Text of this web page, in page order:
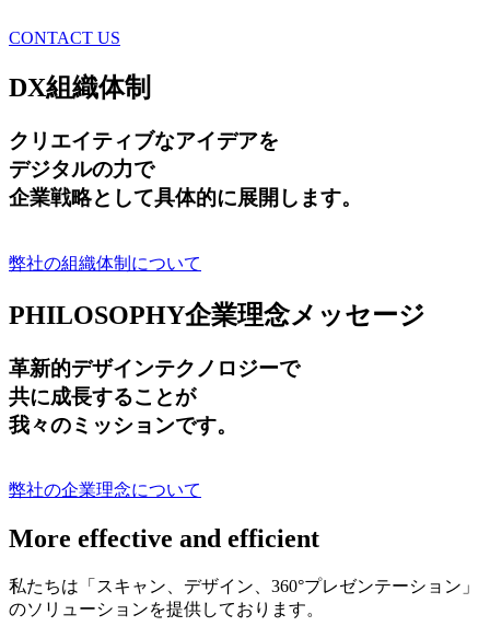
CONTACT US
DX組織体制
クリエイティブなアイデアを
デジタルの力で
企業戦略として具体的に展開します。
弊社の組織体制について
PHILOSOPHY企業理念メッセージ
革新的デザインテクノロジーで
共に成長することが
我々のミッションです。
弊社の企業理念について
More effective and efficient
私たちは「スキャン、デザイン、360°プレゼンテーション」
のソリューションを提供しております。